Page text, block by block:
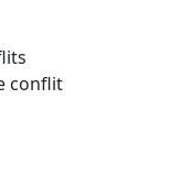
conflit